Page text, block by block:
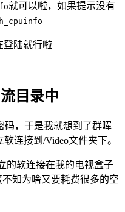
就可以啦，如果提示没有
登陆就行啦
目录中
码，于是我就想到了群晖
连接到/Video文件夹下。
的软连接在我的电视盒子
不知为啥又要耗费很多的空